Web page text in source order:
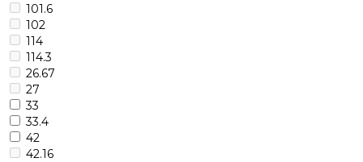
101.6
102
114
114.3
26.67
27
33
33.4
42
42.16